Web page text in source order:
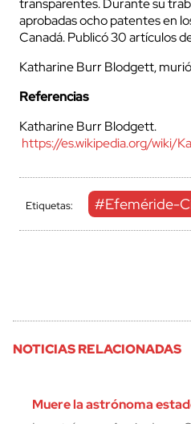
transparentes. Durante su
aprobadas ocho patentes en
Canadá. Publicó 30 artículos
Katharine Burr Blodgett,
Referencias
Katharine Burr Blodgett.
https://es.wikipedia.org/wiki/
Etiquetas: #Efeméride-
NOTICIAS RELACIONADAS
Muere la astrónoma